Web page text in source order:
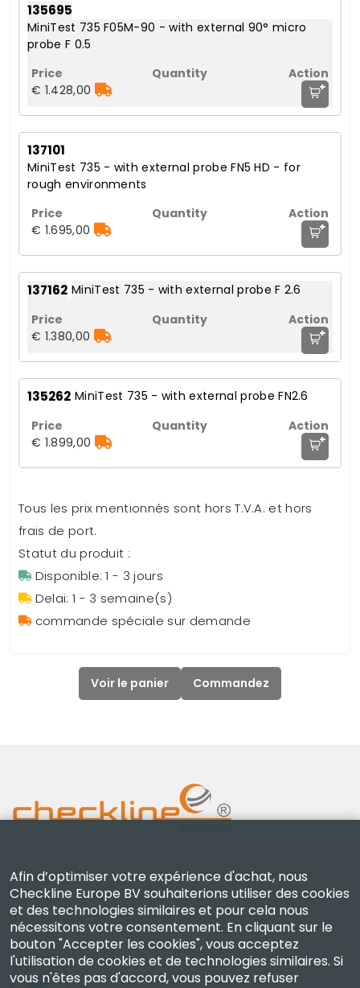
135695
MiniTest 735 F05M-90 - with external 90° micro
probe F 0.5
€ 1.428,00 +
137101
MiniTest 735 - with external probe FN5 HD - for
rough environments
€ 1.695,00 +
137162 MiniTest 735 - with external probe F 2.6
€ 1.380,00 +
135262 MiniTest 735 - with external probe FN2.6
€ 1.899,00 +
Tous les prix mentionnés sont hors T.V.A. et hors
frais de port.
Statut du produit :
Disponible: 1 - 3 jours
Delai: 1 - 3 semaine(s)
commande spéciale sur demande
Voir le panier Commandez
Checkline Europe B.V. — spécialistes de la fourniture,
de l'étalonnage, de la certification et de la réparation
d'instruments de mesure de haute précision.
Afin d’optimiser votre expérience d'achat, nous
Checkline Europe BV souhaiterions utiliser des cookies
et des technologies similaires et pour cela nous
nécessitons votre consentement. En cliquant sur le
bouton "Accepter les cookies", vous acceptez
l'utilisation de cookies et de technologies similaires. Si
vous n'êtes pas d'accord, vous pouvez refuser